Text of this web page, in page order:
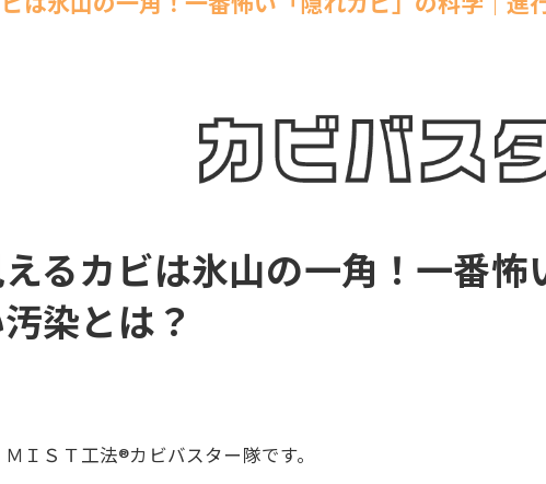
えるカビは氷山の一角！一番
染とは？
ＩＳＴ工法®カビバスター隊です。